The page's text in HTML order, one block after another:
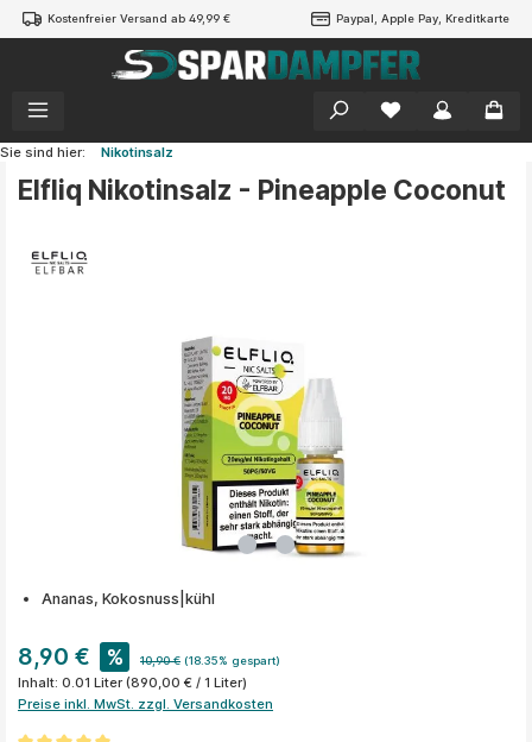
springen
Kostenfreier Versand ab 49,99 € Paypal, Apple Pay, Kreditkarte
Sie sind hier: Nikotinsalz
Elfliq Nikotinsalz - Pineapple Coconut
Ananas, Kokosnuss|kühl
8,90 € % 10,90 € (18.35% gespart)
Inhalt: 0.01 Liter (890,00 € / 1 Liter)
Preise inkl. MwSt. zzgl. Versandkosten